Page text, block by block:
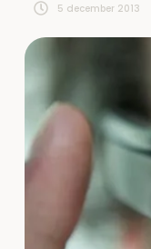
5 december 2013